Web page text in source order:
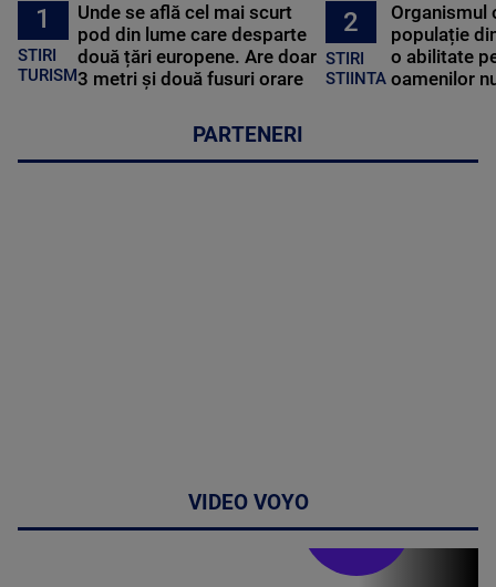
1
STIRI
TURISM
Unde se află cel mai scurt
pod din lume care desparte
două țări europene. Are doar
3 metri și două fusuri orare
2
STIRI
STIINTA
Organismul
populație
o abilitate
oamenilor
PARTENERI
VIDEO VOYO